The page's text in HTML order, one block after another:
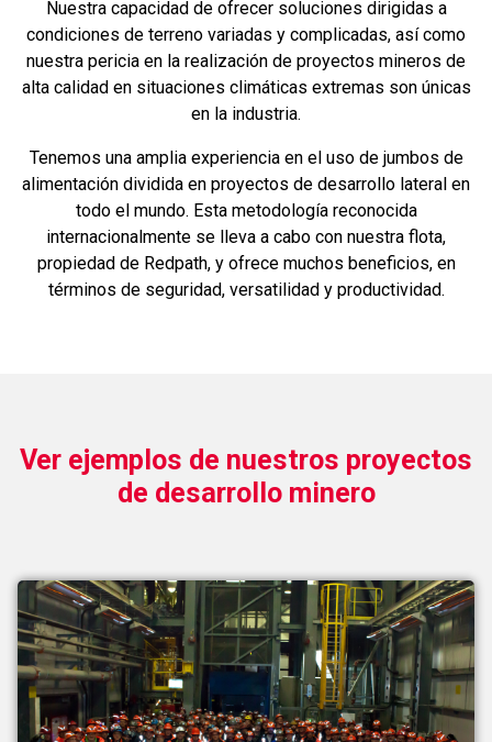
Nuestra capacidad de ofrecer soluciones dirigidas a
condiciones de terreno variadas y complicadas, así como
nuestra pericia en la realización de proyectos mineros de
alta calidad en situaciones climáticas extremas son únicas
en la industria.
Tenemos una amplia experiencia en el uso de jumbos de
alimentación dividida en proyectos de desarrollo lateral en
todo el mundo. Esta metodología reconocida
internacionalmente se lleva a cabo con nuestra flota,
propiedad de Redpath, y ofrece muchos beneficios, en
términos de seguridad, versatilidad y productividad.
Ver ejemplos de nuestros proyectos
de desarrollo minero